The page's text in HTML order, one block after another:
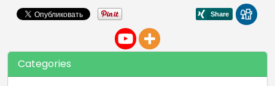
Categories